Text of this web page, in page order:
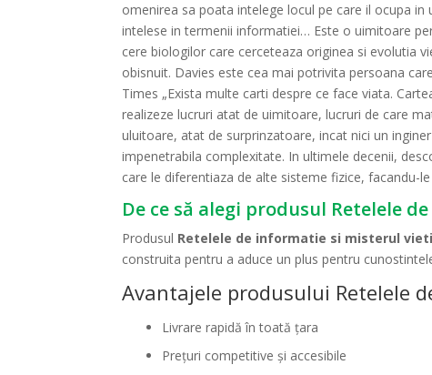
omenirea sa poata intelege locul pe care il ocupa
intelese in termenii informatiei… Este o uimitoare
cere biologilor care cerceteaza originea si evolutia
obisnuit. Davies este cea mai potrivita persoana
Times „Exista multe carti despre ce face viata.
realizeze lucruri atat de uimitoare, lucruri de care
uluitoare, atat de surprinzatoare, incat nici un
impenetrabila complexitate. In ultimele decenii,
care le diferentiaza de alte sisteme fizice, facandu-
De ce să alegi produsul Retelele
Produsul Retelele de informatie si misterul
construita pentru a aduce un plus pentru
Avantajele produsului Retelele
Livrare rapidă în toată țara
Prețuri competitive și accesibile